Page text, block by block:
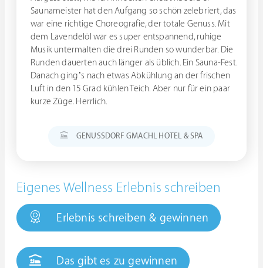
Saunameister hat den Aufgang so schön zelebriert, das
war eine richtige Choreografie, der totale Genuss. Mit
dem Lavendelöl war es super entspannend, ruhige
Musik untermalten die drei Runden so wunderbar. Die
Runden dauerten auch länger als üblich. Ein Sauna-Fest.
Danach ging’s nach etwas Abkühlung an der frischen
Luft in den 15 Grad kühlen Teich. Aber nur für ein paar
kurze Züge. Herrlich.
GENUSSDORF GMACHL HOTEL & SPA
Eigenes Wellness Erlebnis schreiben
Erlebnis schreiben & gewinnen
Das gibt es zu gewinnen